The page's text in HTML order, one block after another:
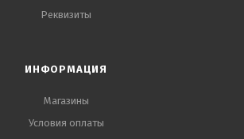
Реквизиты
ИНФОРМАЦИЯ
Магазины
Условия оплаты